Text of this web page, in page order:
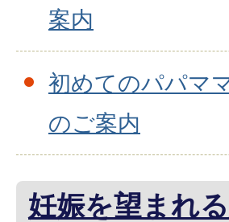
案内
初めてのパパマ
のご案内
妊娠を望まれ